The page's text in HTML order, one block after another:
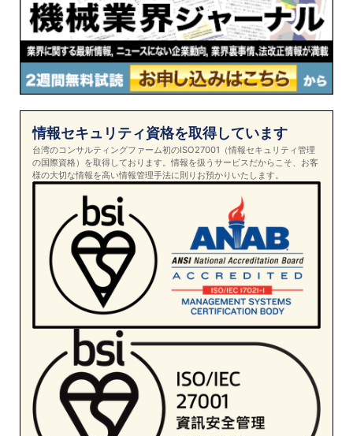
情報セキュリティ資格を取得しています
台湾のコンサルティングファーム初のISO27001（情報セキュリティ管理
の国際資格）を取得しております。情報を扱うサービスだからこそ、お客
様の大切な情報を高い情報管理手法に則りお預かりいたします。